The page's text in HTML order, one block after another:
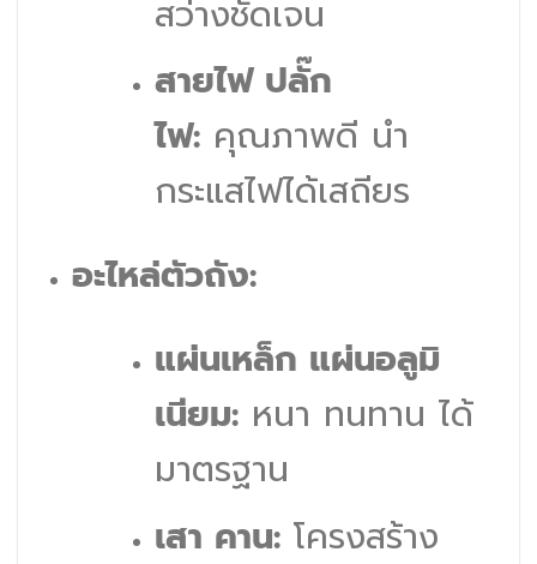
สว่างชัดเจน
สายไฟ ปลั๊ก
ไฟ:คุณภาพดี นำ
กระแสไฟได้เสถียร
อะไหล่ตัวถัง:
แผ่นเหล็ก แผ่นอลูมิ
เนียม:หนา ทนทาน ได้
มาตรฐาน
เสา คาน:โครงสร้าง